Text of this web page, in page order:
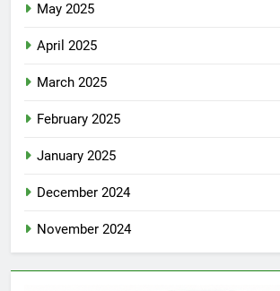
May 2025
April 2025
March 2025
February 2025
January 2025
December 2024
November 2024